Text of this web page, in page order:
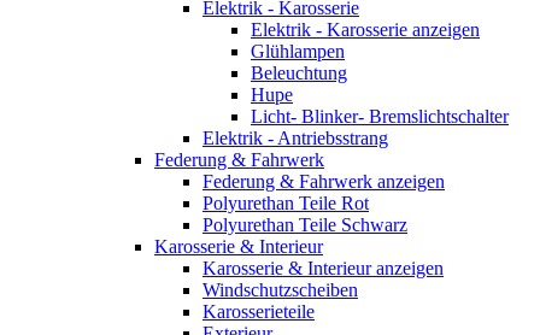
Elektrik - Karosserie
Elektrik - Karosserie anzeigen
Glühlampen
Beleuchtung
Hupe
Licht- Blinker- Bremslichtschalter
Elektrik - Antriebsstrang
Federung & Fahrwerk
Federung & Fahrwerk anzeigen
Polyurethan Teile Rot
Polyurethan Teile Schwarz
Karosserie & Interieur
Karosserie & Interieur anzeigen
Windschutzscheiben
Karosserieteile